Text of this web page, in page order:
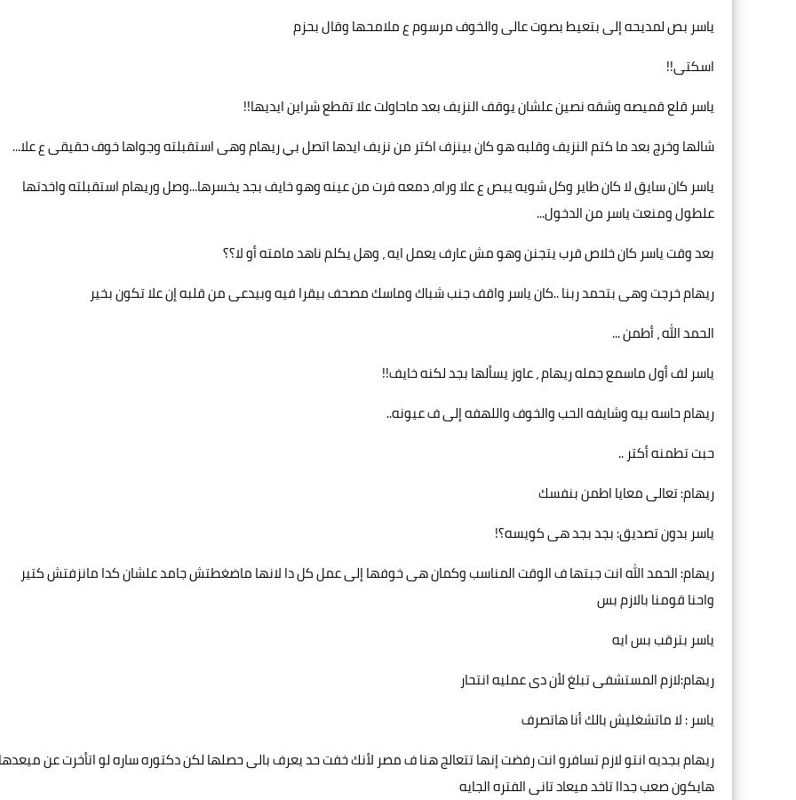
ياسر بص لمديحه إلى بتعيط بصوت عالى والخوف مرسوم ع ملامحها وقال بحزم
اسكتى!!
ياسر قلع قميصه وشقه نصين علشان يوقف النزيف بعد ماحاولت علا تقطع شراين ايديها!!
شالها وخرج بعد ما كتم النزيف وقلبه هو كان بينزف اكتر من نزيف ايدها اتصل بي ريهام وهى استقبلته وجواها خوف حقيقى ع علا...
ياسر كان سايق لا كان طاير وكل شويه يبص ع علا وراه، دمعه فرت من عينه وهو خايف بجد يخسرها...وصل وريهام استقبلته واخدتها
علطول ومنعت ياسر من الدخول...
بعد وقت ياسر كان خلاص قرب يتجنن وهو مش عارف يعمل ايه ، وهل يكلم ناهد مامته أو لا؟؟
ريهام خرجت وهى بتحمد ربنا ..كان ياسر واقف جنب شباك وماسك مصحف بيقرا فيه وبيدعى من قلبه إن علا تكون بخير
الحمد الله ، أطمن ...
ياسر لف أول ماسمع جمله ريهام ، عاوز يسألها بجد لكنه خايف!!
ريهام حاسه بيه وشايفه الحب والخوف واللهفه إلى ف عيونه..
حبت تطمنه أكتر ..
ريهام: تعالى معايا اطمن بنفسك
ياسر بدون تصديق: بجد بجد هى كويسه؟!
ريهام: الحمد الله انت جبتها ف الوقت المناسب وكمان هى خوفها إلى عمل كل دا لانها ماضغطتش جامد علشان كدا مانزفتش كتير
واحنا قومنا بالازم بس
ياسر بترقب بس ايه
ريهام:لازم المستشفى تبلغ لأن دى عمليه انتحار
ياسر : لا ماتشغليش بالك أنا هاتصرف
ريهام بجديه انتو لازم تسافرو انت رفضت إنها تتعالج هنا ف مصر لأنك خفت حد يعرف بالى حصلها لكن دكتوره ساره لو اتأخرت عن
هايكون صعب جداا تاخد ميعاد تانى الفتره الجايه